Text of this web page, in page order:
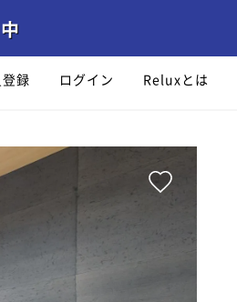
録 ログイン Reluxとは